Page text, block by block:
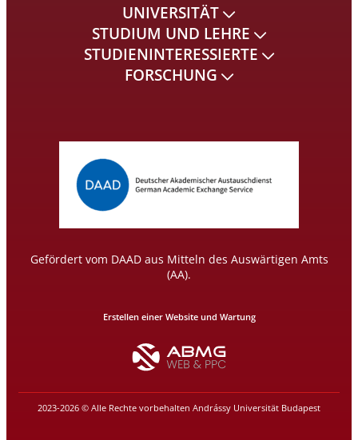
UNIVERSITÄT
STUDIUM UND LEHRE
STUDIENINTERESSIERTE
FORSCHUNG
Gefördert vom DAAD aus Mitteln des Auswärtigen Amts
(AA).
2023-2026 © Alle Rechte vorbehalten Andrássy Universität Budapest
Erstellen einer Website und Wartung